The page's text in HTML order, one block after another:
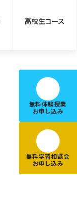
高校生コース
無料体験授業
お申し込み
無料学習相談会
お申し込み